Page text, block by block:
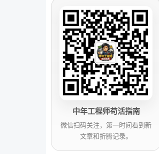
中年工程师苟活指南
微信扫码关注，第一时间看到新
文章和折腾记录。